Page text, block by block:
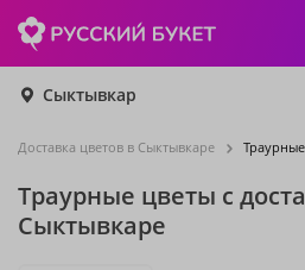
Сыктывкар
Доставка цветов в Сыктывкаре
Траурные цветы с
Сыктывкаре